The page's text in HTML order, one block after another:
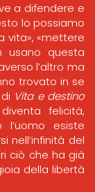
a difendere e
lo possiamo
vita», «mettere
usano questa
l’altro ma
trovato in se
Vita e destino
felicità,
esiste
nell’infinità del
ciò che ha già
della libertà